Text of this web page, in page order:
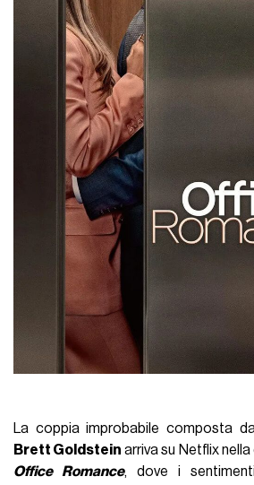
La coppia improbabile composta
Brett Goldstein arriva su Netflix
Office Romance, dove i